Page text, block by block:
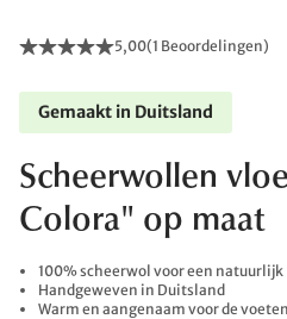
5,00(1 Beoordelingen)
Gemaakt in Duitsland
Scheerwollen
Colora" op maat
100% scheerwol voor een natuurlijk
Handgeweven in Duitsland
Warm en aangenaam voor de voeten